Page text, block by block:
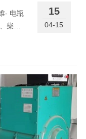
- 电瓶
柴油
路堵
15
04-15